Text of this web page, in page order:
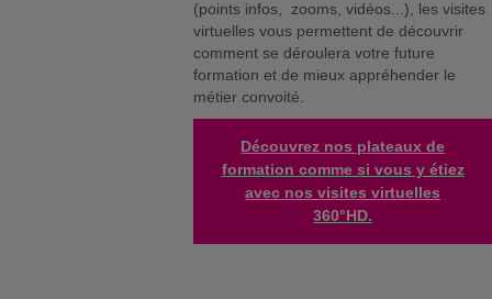
(points infos, zooms, vidéos...), les visites
virtuelles vous permettent de découvrir
comment se déroulera votre future
formation et de mieux appréhender le
métier convoité.
Découvrez nos plateaux de
formation comme si vous y étiez
avec nos visites virtuelles
360°HD.